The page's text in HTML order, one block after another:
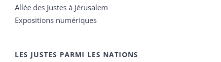
Allée des Justes à Jérusalem
Expositions numériques
LES JUSTES PARMI LES NATIONS